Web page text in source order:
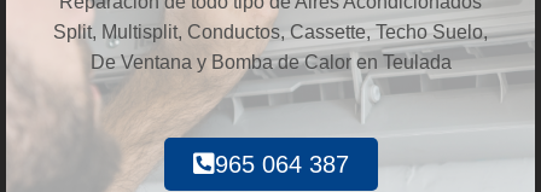
Split, Multisplit, Conductos, Cassette, Techo Suelo,
De Ventana y Bomba de Calor en Teulada
965 064 387